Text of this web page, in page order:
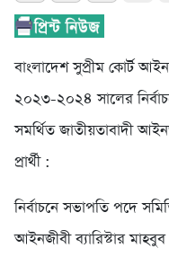
বাংলাদেশ সুপ্রীম কোর্ট
২০২৩-২০২৪ সালের
সমর্থিত জাতীয়তাবাদী
প্রার্থী :
নির্বাচনে সভাপতি পদে
আইনজীবী ব্যারিস্টার